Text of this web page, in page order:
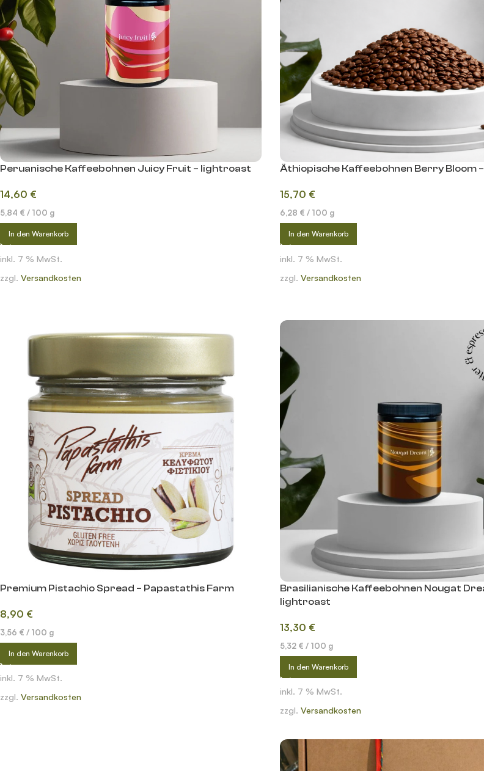
Peruanische Kaffeebohnen Juicy Fruit – lightroast
14,60 €
5,84 € / 100 g
In den Warenkorb
inkl. 7 % MwSt.
zzgl. Versandkosten
Äthiopische Kaffeebohnen Berry Bloom
15,70 €
6,28 € / 100 g
In den Warenkorb
inkl. 7 % MwSt.
zzgl. Versandkosten
Premium Pistachio Spread – Papastathis Farm
8,90 €
3,56 € / 100 g
In den Warenkorb
inkl. 7 % MwSt.
zzgl. Versandkosten
Brasilianische Kaffeebohnen Nougat
lightroast
13,30 €
5,32 € / 100 g
In den Warenkorb
inkl. 7 % MwSt.
zzgl. Versandkosten